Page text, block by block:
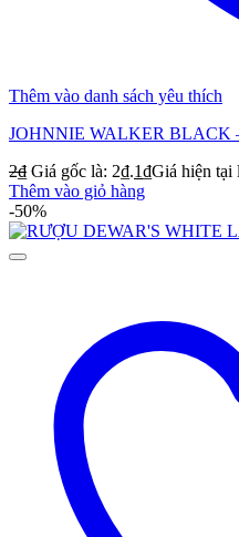
Thêm vào danh sách yêu thích
JOHNNIE WALKER BLACK
2₫ Giá gốc là: 2₫.1₫Giá hiện tại
Thêm vào giỏ hàng
-50%